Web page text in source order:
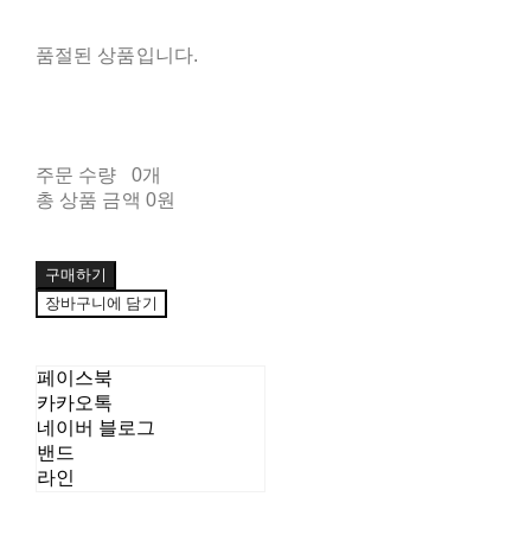
품절된 상품입니다.
주문 수량
0개
총 상품 금액 0원
구매하기
장바구니에 담기
페이스북
카카오톡
네이버 블로그
밴드
라인